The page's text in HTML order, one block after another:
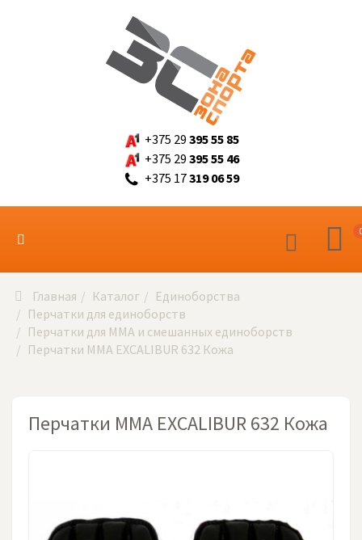
+375 29 395 55 85
+375 29 395 55 46
+375 17319 06 59
Главная Каталог
Единоборства
Перчатки для единоборств
Перчатки для ММА и смешанных единоборств
Перчатки MMA EXCALIBUR 632 Кожа
Перчатки MMA EXCALIBUR 632 Кожа